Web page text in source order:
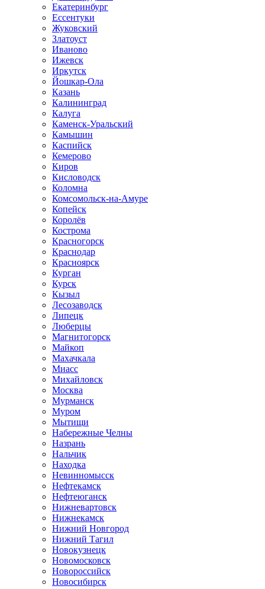
Екатеринбург
Ессентуки
Жуковский
Златоуст
Иваново
Ижевск
Иркутск
Йошкар-Ола
Казань
Калининград
Калуга
Каменск-Уральский
Камышин
Каспийск
Кемерово
Киров
Кисловодск
Коломна
Комсомольск-на-Амуре
Копейск
Королёв
Кострома
Красногорск
Краснодар
Красноярск
Курган
Курск
Кызыл
Лесозаводск
Липецк
Люберцы
Магнитогорск
Майкоп
Махачкала
Миасс
Михайловск
Москва
Мурманск
Муром
Мытищи
Набережные Челны
Назрань
Нальчик
Находка
Невинномысск
Нефтекамск
Нефтеюганск
Нижневартовск
Нижнекамск
Нижний Новгород
Нижний Тагил
Новокузнецк
Новомосковск
Новороссийск
Новосибирск